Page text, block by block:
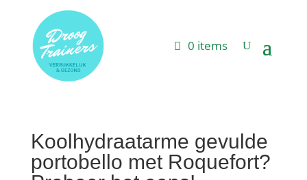
0 items
Koolhydraatarme gevulde
portobello met Roquefort?